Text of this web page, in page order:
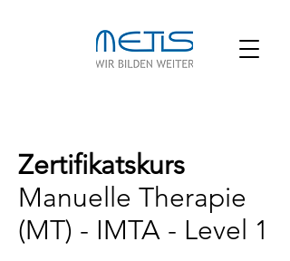
Zertifikatskurs
Manuelle Therapie
(MT) - IMTA - Level 1